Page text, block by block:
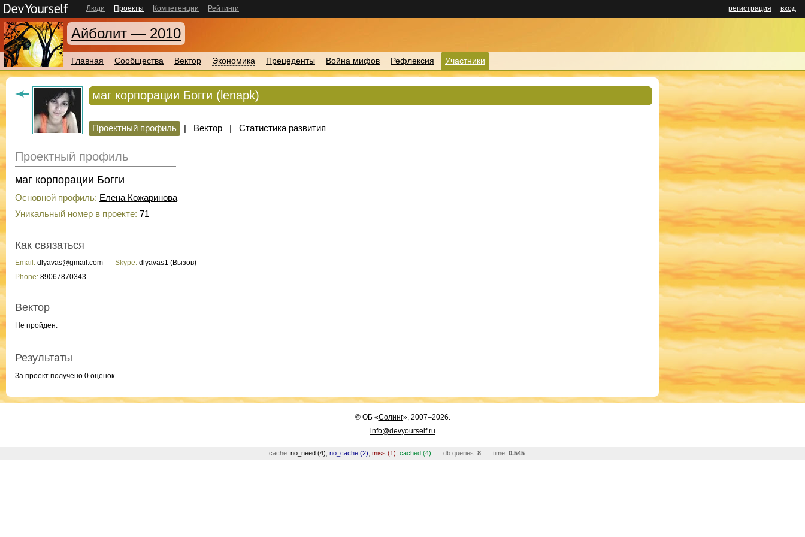
вход
регистрация
Люди Проекты Компетенции Рейтинги
Айболит — 2010
Главная Сообщества Вектор Экономика Прецеденты Война мифов Рефлексия Участники
маг корпорации Богги (lenapk)
Проектный профиль | Вектор | Статистика развития
Проектный профиль
маг корпорации Богги
Основной профиль: Елена Кожаринова
Уникальный номер в проекте: 71
Как связаться
Email: dlyavas@gmail.com
Phone: 89067870343
Skype: dlyavas1 (Вызов)
Вектор
Не пройден.
Результаты
За проект получено 0 оценок.
©ОБ «Солинг», 2007–2026.
info@devyourself.ru
cache: no_need (4) no_cache (2) miss (1) cached (4) db queries: 8 time: 0.545